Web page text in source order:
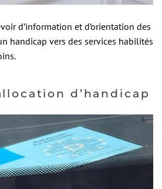
d’information et d’orientation des
handicap vers des services habilités
d’handicap